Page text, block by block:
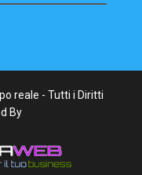
reale - Tutti i Diritti
By